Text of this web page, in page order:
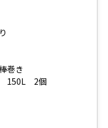
巻き
150L 2個